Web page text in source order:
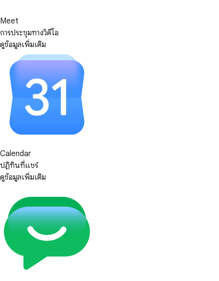
Meet
การประชุมทางวิดีโอ
ดูข้อมูลเพิ่มเติม
Calendar
ปฏิทินที่แชร์
ดูข้อมูลเพิ่มเติม